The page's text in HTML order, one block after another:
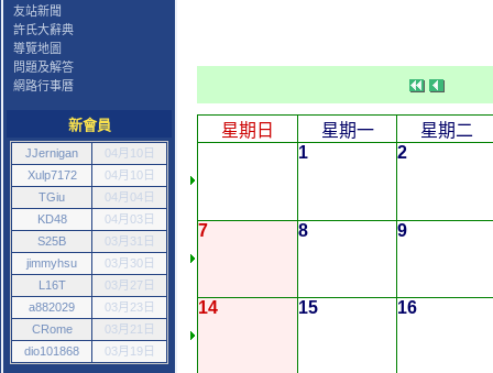
友站新聞
許氏大辭典
導覽地圖
問題及解答
網路行事曆
新會員
JJernigan
04月10日
Xulp7172
04月10日
TGiu
04月04日
KD48
04月03日
S25B
03月31日
jimmyhsu
03月30日
L16T
03月27日
a882029
03月23日
CRome
03月21日
dio101868
03月19日
星期日 星期一
星期二
1
2
7 8 9
14 15 16